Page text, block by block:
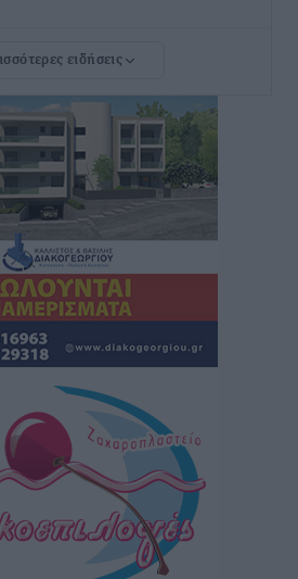
πρέπει να τις αλλάξουν άμεσα
Βλάχου
για συντήρηση στο κλειστό της
με MTGP και BXGP για Ευρώπη
εισιτήρια διαρκείας
ειδήσεις